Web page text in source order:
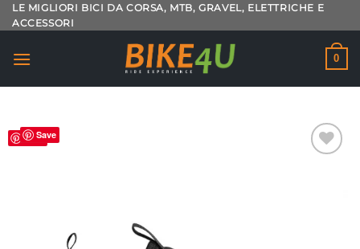
Salta
ai
LE MIGLIORI BICI DA CORSA, MTB, GRAVEL, ELETTRICHE E
ACCESSORI
0
SaveSave